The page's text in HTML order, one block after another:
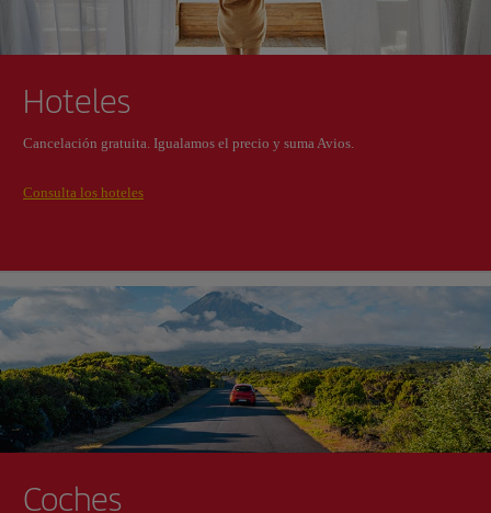
Hoteles
Cancelación gratuita. Igualamos el precio y suma Avios.
Consulta los hoteles
Coches